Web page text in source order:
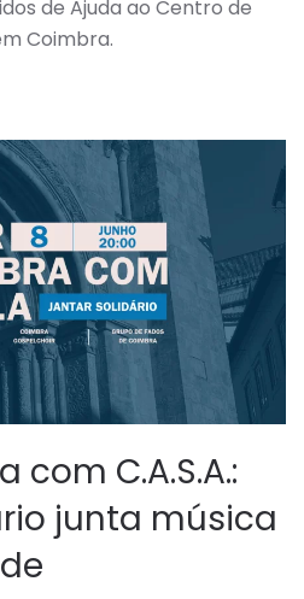
de Ajuda ao Centro de
Coimbra.
com C.A.S.A.:
junta música